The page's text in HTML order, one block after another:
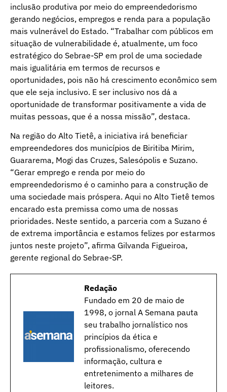
inclusão produtiva por meio do empreendedorismo
gerando negócios, empregos e renda para a população
mais vulnerável do Estado. “Trabalhar com públicos em
situação de vulnerabilidade é, atualmente, um foco
estratégico do Sebrae-SP em prol de uma sociedade
mais igualitária em termos de recursos e
oportunidades, pois não há crescimento econômico sem
que ele seja inclusivo. E ser inclusivo nos dá a
oportunidade de transformar positivamente a vida de
muitas pessoas, que é a nossa missão”, destaca.
Na região do Alto Tietê, a iniciativa irá beneficiar
empreendedores dos municípios de Biritiba Mirim,
Guararema, Mogi das Cruzes, Salesópolis e Suzano.
“Gerar emprego e renda por meio do
empreendedorismo é o caminho para a construção de
uma sociedade mais próspera. Aqui no Alto Tietê temos
encarado esta premissa como uma de nossas
prioridades. Neste sentido, a parceria com a Suzano é
de extrema importância e estamos felizes por estarmos
juntos neste projeto”, afirma Gilvanda Figueiroa,
gerente regional do Sebrae-SP.
Redação
Fundado em 20 de maio de
1998, o jornal A Semana pauta
seu trabalho jornalístico nos
princípios da ética e
profissionalismo, oferecendo
informação, cultura e
entretenimento a milhares de
leitores.